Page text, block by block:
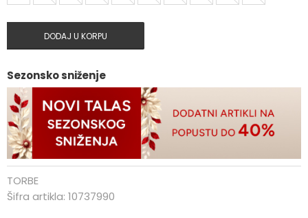
DODAJ U KORPU
Sezonsko sniženje
TORBE
Šifra artikla: 10737990